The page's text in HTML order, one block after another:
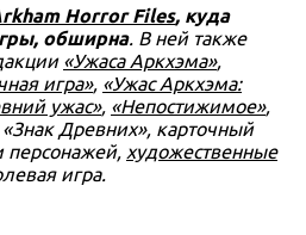
Horror Files, куда
обширна. В ней также
«Ужаса Аркхэма»,
игра», «Ужас Аркхэма:
ужас», «Непостижимое»,
Древних», карточный
персонажей, художественные
игра.